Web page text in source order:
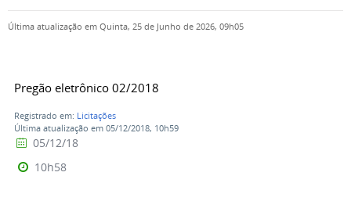
Última atualização em Quinta, 25 de Junho de 2026, 09h05
Pregão eletrônico 02/2018
Registrado em: Licitações
Última atualização em 05/12/2018, 10h59
05/12/18
10h58